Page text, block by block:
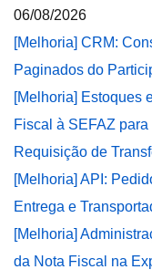
06/08/2026
[Melhoria] CRM:
Paginados do
[Melhoria] Estoques
Fiscal à SEFAZ
Requisição de
[Melhoria] API:
Entrega e
[Melhoria]
da Nota Fiscal na